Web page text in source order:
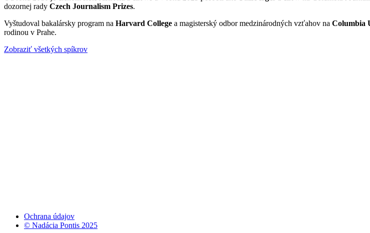
dozornej rady Czech Journalism Prizes.
Vyštudoval bakalársky program na Harvard College a magisterský odbor medzinárodných vzťahov na Columbia
rodinou v Prahe.
Zobraziť všetkých spíkrov
Ochrana údajov
© Nadácia Pontis 2025